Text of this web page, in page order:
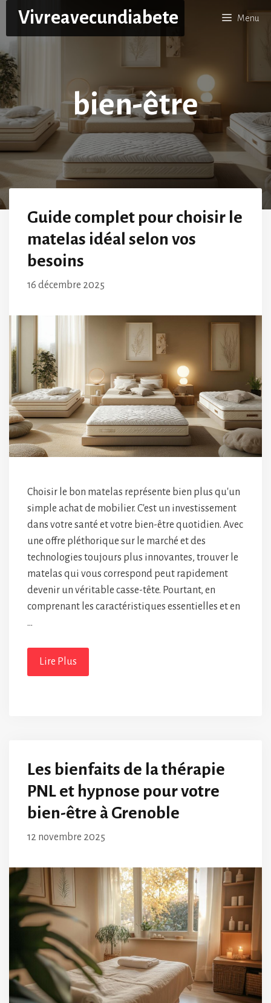
contenu
Vivreavecundiabete Menu
bien-être
Guide complet pour choisir le
matelas idéal selon vos
besoins
16 décembre 2025
Choisir le bon matelas représente bien plus qu'un
simple achat de mobilier. C'est un investissement
dans votre santé et votre bien-être quotidien. Avec
une offre pléthorique sur le marché et des
technologies toujours plus innovantes, trouver le
matelas qui vous correspond peut rapidement
devenir un véritable casse-tête. Pourtant, en
comprenant les caractéristiques essentielles et en
…
Lire Plus
Les bienfaits de la thérapie
PNL et hypnose pour votre
bien-être à Grenoble
12 novembre 2025